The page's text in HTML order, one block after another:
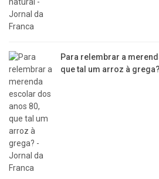
Para relembrar a
que tal um arroz à grega?